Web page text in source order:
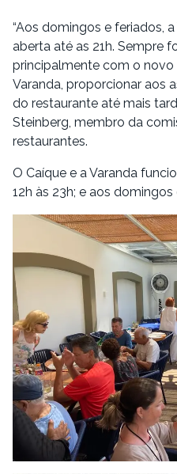
“Aos domingos e feriados,
aberta até as 21h. Sempre
principalmente com o
Varanda, proporcionar aos
do restaurante até mais
Steinberg, membro da
restaurantes.
O Caíque e a Varanda
12h às 23h; e aos domingos